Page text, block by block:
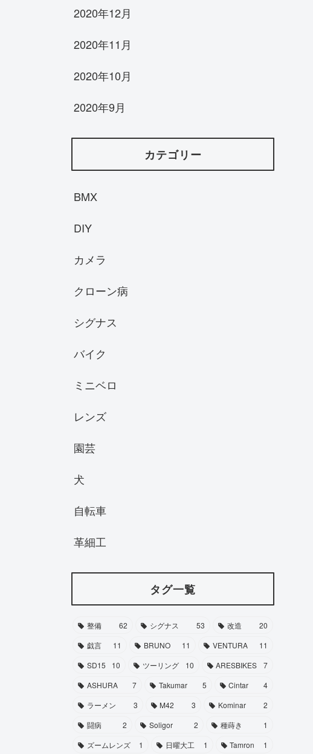
2020年12月
2020年11月
2020年10月
2020年9月
カテゴリー
BMX
DIY
カメラ
クローン病
シグナス
バイク
ミニベロ
レンズ
園芸
犬
自転車
革細工
タグ一覧
整備 62 シグナス 53 改造
20
戯言
11 BRUNO 11 VENTURA
11
SD15
10 ツーリング 10 ARESBIKES
7
ASHURA
7 Takumar 5 Cintar
4
ラーメン
3 M42 3 Kominar
2
闘病
2 Soligor 2 種蒔き
1
ズームレンズ
1 日曜大工 1 Tamron
1